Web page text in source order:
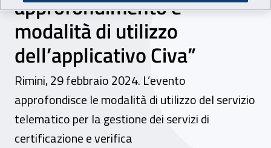
approfondimento e
modalità di utilizzo
dell’applicativo Civa”
Rimini, 29 febbraio 2024. L’evento
approfondisce le modalità di utilizzo del servizio
telematico per la gestione dei servizi di
certificazione e verifica